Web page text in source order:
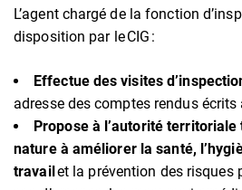
L’agent chargé de la fonction
disposition par le CIG :
Effectue des visites
adresse des comptes rendus écrits
Propose à l’autorité
nature à améliorer la santé,
travailet la prévention des risques